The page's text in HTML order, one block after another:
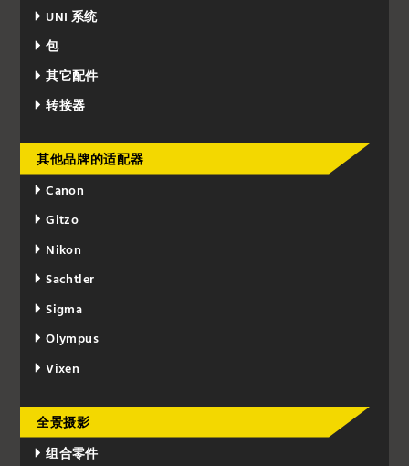
UNI 系统
包
其它配件
转接器
其他品牌的适配器
Canon
Gitzo
Nikon
Sachtler
Sigma
Olympus
Vixen
全景摄影
组合零件